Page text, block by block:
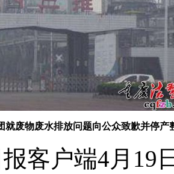
就废物废水排放问题向公众致歉并停产
客户端4月19